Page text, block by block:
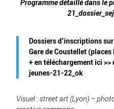
Programme détaillé dans le
Dossiers d’inscriptions
Gare de Coustellet
+ en téléchargement ici >>
jeunes-21-22_ok
Visuel : street art (Lyon) –